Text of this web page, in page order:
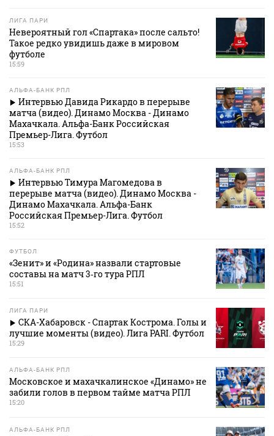
ЛИГА ПАРИ
Невероятный гол «Спартака» после сальто!
Такое редко увидишь даже в мировом
футболе
15:59
АЛЬФА-БАНК РПЛ
Интервью Давида Рикардо в перерыве
матча (видео). Динамо Москва - Динамо
Махачкала. Альфа-Банк Российская
Премьер-Лига. Футбол
15:53
АЛЬФА-БАНК РПЛ
Интервью Тимура Магомедова в
перерыве матча (видео). Динамо Москва -
Динамо Махачкала. Альфа-Банк
Российская Премьер-Лига. Футбол
15:52
ФУТБОЛ
«Зенит» и «Родина» назвали стартовые
составы на матч 3‑го тура РПЛ
15:51
ЛИГА ПАРИ
СКА-Хабаровск - Спартак Кострома. Голы и
лучшие моменты (видео). Лига PARI. Футбол
15:29
АЛЬФА-БАНК РПЛ
Московское и махачкалинское «Динамо» не
забили голов в первом тайме матча РПЛ
15:20
АЛЬФА-БАНК РПЛ